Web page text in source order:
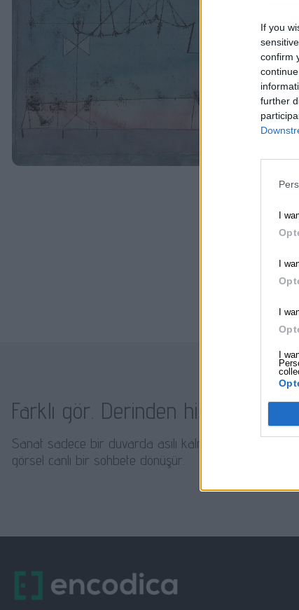
If you
confirm
further
I
I
I
I
Farklı gör. Derinden hisset.
Sanat sadece bir duvarda asılı kalmaz — konuşur,
görsel canlı bir sohbete dönüşür.